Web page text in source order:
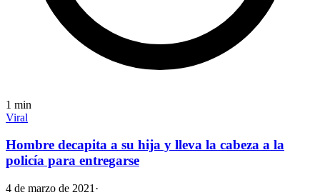
1 min
Viral
Hombre decapita a su hija y lleva la cabeza a la
policía para entregarse
4 de marzo de 2021 ·